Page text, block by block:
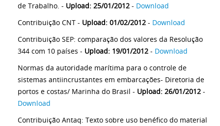
de Trabalho. - Upload: 25/01/2012 - Download
Contribuição CNT - Upload: 01/02/2012 - Download
Contribuição SEP: comparação dos valores da Resolução
344 com 10 países - Upload: 19/01/2012 - Download
Normas da autoridade marítima para o controle de
sistemas antiincrustantes em embarcações- Diretoria de
portos e costas/ Marinha do Brasil - Upload: 26/01/2012 -
Download
Contribuição Antaq: Texto sobre uso benéfico do material